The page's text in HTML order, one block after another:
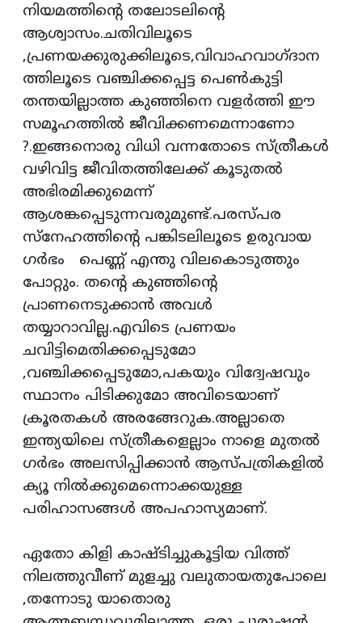
നിയമത്തിന്റെ തലോടലിന്റെ
ആശ്വാസം.ചതിവിലൂടെ
,പ്രണയക്കുരുക്കിലൂടെ,വിവാഹവാഗ്ദാന
ത്തിലൂടെ വഞ്ചിക്കപ്പെട്ട പെണ്‍കുട്ടി
തന്തയില്ലാത്ത കുഞ്ഞിനെ വളര്‍ത്തി ഈ
സമൂഹത്തില്‍ ജീവിക്കണമെന്നാണോ
?.ഇങ്ങനൊരു വിധി വന്നതോടെ സ്ത്രീകള്‍
വഴിവിട്ട ജീവിതത്തിലേക്ക് കൂടുതല്‍
അഭിരമിക്കുമെന്ന്
ആശങ്കപ്പെടുന്നവരുമുണ്ട്.പരസ്പര
സ്‌നേഹത്തിന്റെ പങ്കിടലിലൂടെ ഉരുവായ
ഗര്‍ഭം പെണ്ണ് എന്തു വിലകൊടുത്തും
പോറ്റും. തന്റെ കുഞ്ഞിന്റെ
പ്രാണനെടുക്കാന്‍ അവള്‍
തയ്യാറാവില്ല.എവിടെ പ്രണയം
ചവിട്ടിമെതിക്കപ്പെടുമോ
,വഞ്ചിക്കപ്പെടുമോ,പകയും വിദ്വേഷവും
സ്ഥാനം പിടിക്കുമോ അവിടെയാണ്
ക്രൂരതകള്‍ അരങ്ങേറുക.അല്ലാതെ
ഇന്ത്യയിലെ സ്ത്രീകളെല്ലാം നാളെ മുതല്‍
ഗര്‍ഭം അലസിപ്പിക്കാന്‍ ആസ്പത്രികളില്‍
ക്യൂ നില്‍ക്കുമെന്നൊക്കയുള്ള
പരിഹാസങ്ങള്‍ അപഹാസ്യമാണ്.
ഏതോ കിളി കാഷ്ടിച്ചുകൂട്ടിയ വിത്ത്
നിലത്തുവീണ് മുളച്ചു വലുതായതുപോലെ
,തന്നോടു യാതൊരു